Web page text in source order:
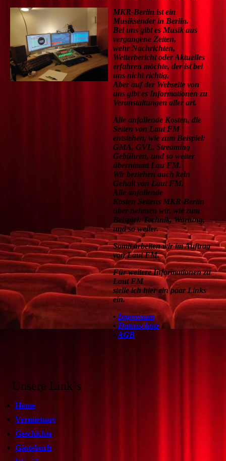
MKR-Berlin ist ein
Musiksender in Berlin.
Bei uns gibt es Musik aus
vergangene Zeiten,
wehr Nachrichten,
Wetterbericht oder Aktuelles
erfahren möchte, der ist bei
uns nicht richtig.
Aber auf der Webseite von
uns gibt es Informationen zu
Veranstaltungen aller art.
Alle anfallende Kosten, die
Seiten von Laut FM
entstehen, wie zum Beispiel:
GMA, GVL, Streaming
Gebühren, und so weiter
übernimmt Lau FM.
Wir beziehen auch kein
Gehalt von Laut FM.
Alle anfallende
Kosten Seitens MKR-Berlin
über nehmen wir, wie zum
Beispiel: Technik, Wartung,
und so weiter.
Somit arbeiten wir im Auftrag
von Laut FM.
Für weitere Informationen zu
Laut FM
stelle ich hier ein paar Links
ein.
• Impressum
• Datenschutz
• AGB
Unsere Link`s
Home
Vermietung
Geschichte
Gästebuch